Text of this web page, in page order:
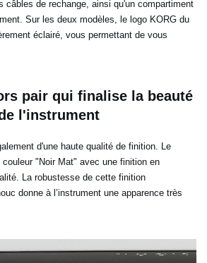
câbles de rechange, ainsi qu'un compartiment
Sur les deux modèles, le logo KORG du
éclairé, vous permettant de vous
pair qui finalise la beauté
l'instrument
d'une haute qualité de finition. Le
"Noir Mat" avec une finition en
La robustesse de cette finition
donne à l’instrument une apparence très